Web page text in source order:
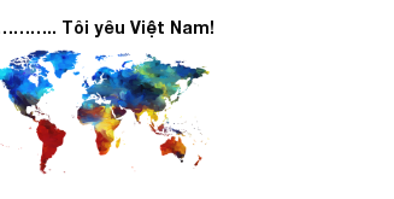
Tôi yêu Việt Nam!